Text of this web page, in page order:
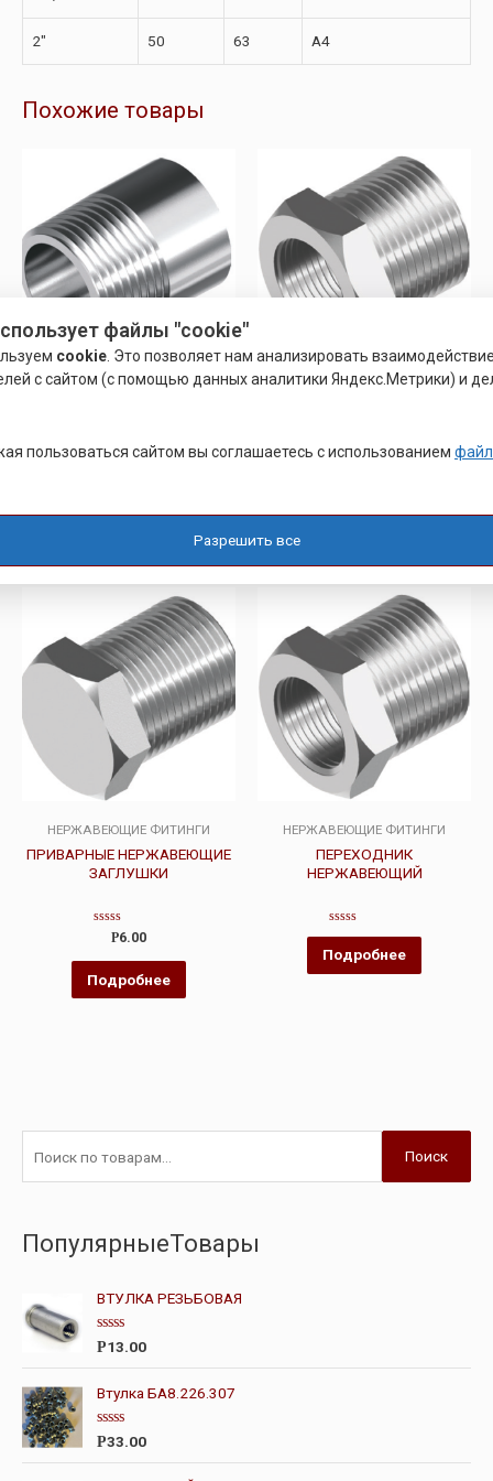
2″ 50 63 A4
Похожие товары
НЕРЖАВЕЮЩИЕ ФИТИНГИ
из 5
Подробнее
НЕРЖАВЕЮЩИЕ ФИТИНГИ
ШЕСТИГРАННИКОМ ART 9625
из
Подробнее
НЕРЖАВЕЮЩИЕ ФИТИНГИ
ПРИВАРНЫЕ НЕРЖАВЕЮЩИЕ
ЗАГЛУШКИ
Оценка
из
Р6.00
Подробнее
НЕРЖАВЕЮЩИЕ ФИТИНГИ
ПЕРЕХОДНИК
НЕРЖАВЕЮЩИЙ
Оценка
0
из
5
Подробнее
Поиск
ПопулярныеТовары
ВТУЛКА РЕЗЬБОВАЯ
О
е
н
к
а
и
з
Р13.00
Втулка БА8.226.307
О
е
Р33.00
файлы "cookie"
cookie . Это позволяет нам анализировать
с сайтом (с помощью данных аналитики Яндекс.Метрики) и
пользоваться сайтом вы соглашаетесь с использованием
Разрешить все